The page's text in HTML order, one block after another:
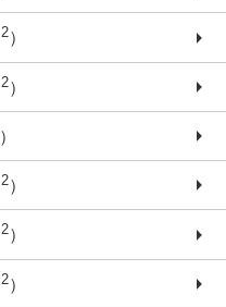
2）
2）
）
2）
2）
2）